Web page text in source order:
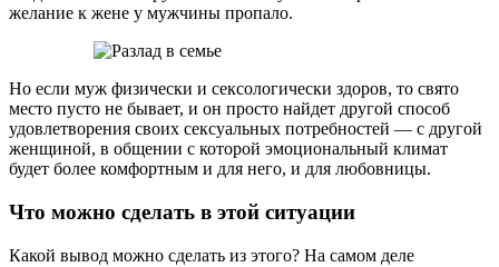
желание к жене у мужчины пропало.
Но если муж физически и сексологически здоров, то свято
место пусто не бывает, и он просто найдет другой способ
удовлетворения своих сексуальных потребностей — с другой
женщиной, в общении с которой эмоциональный климат
будет более комфортным и для него, и для любовницы.
Что можно сделать в этой ситуации
Какой вывод можно сделать из этого? На самом деле